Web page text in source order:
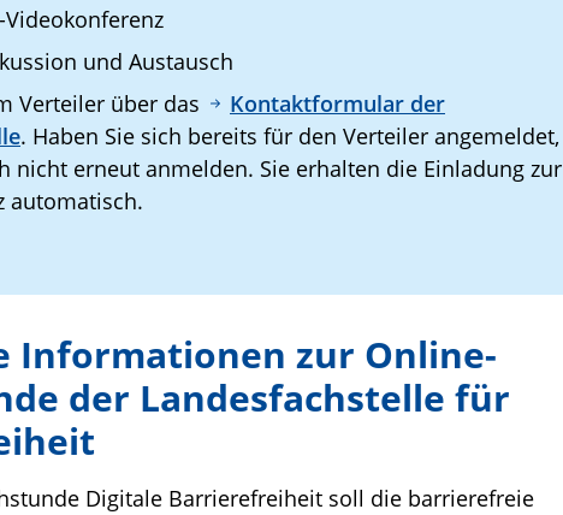
und Austausch
Verteiler über das
Kontaktformular der
. Haben Sie sich bereits für den Verteiler angemeldet,
nicht erneut anmelden. Sie erhalten die Einladung zur
automatisch.
Informationen zur Online-
der Landesfachstelle für
Digitale Barrierefreiheit soll die barrierefreie